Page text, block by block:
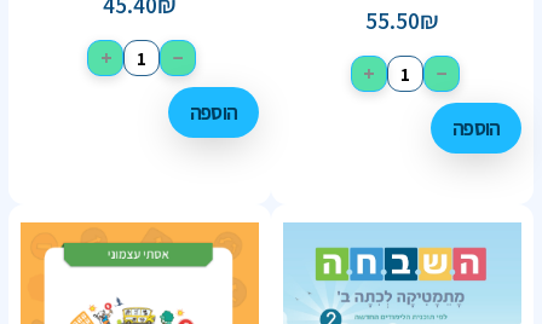
55.50₪
−
+
הוספה
−
+
הוספה